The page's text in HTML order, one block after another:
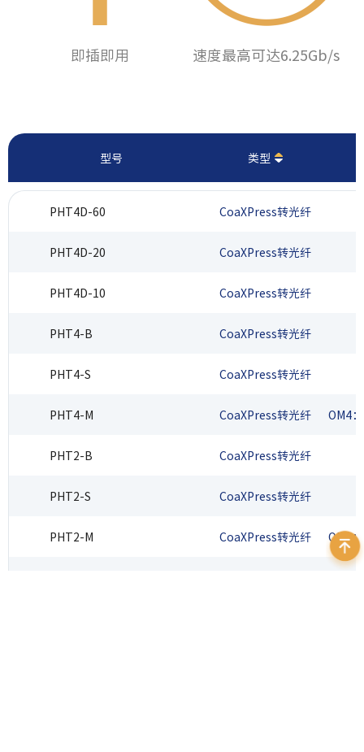
即插即用 速度最高可达6.25Gb/s
型号 类型
PHT4D-60 CoaXPress转光纤
PHT4D-20 CoaXPress转光纤
PHT4D-10 CoaXPress转光纤
PHT4-B CoaXPress转光纤
PHT4-S CoaXPress转光纤
PHT4-M CoaXPress转光纤 OM4
PHT2-B CoaXPress转光纤
PHT2-S CoaXPress转光纤
PHT2-M CoaXPress转光纤 OM4